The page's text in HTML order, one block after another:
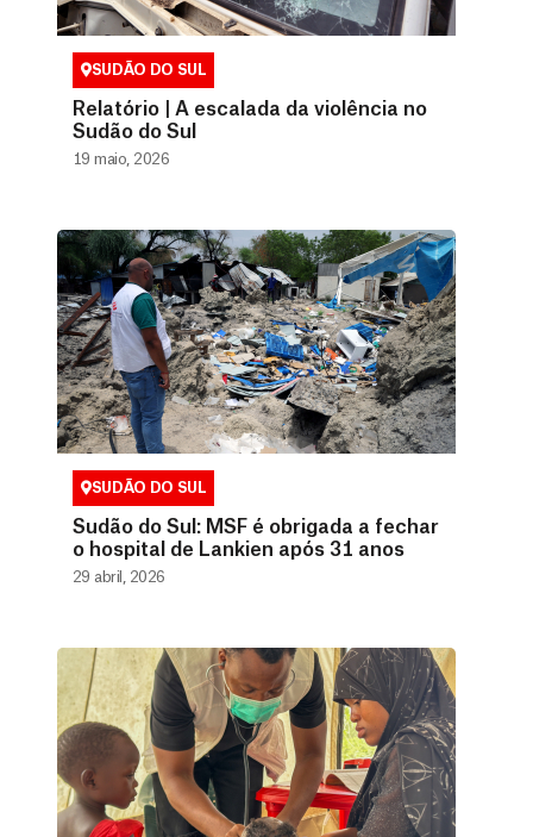
SUDÃO DO SUL
Relatório | A escalada da violência no
Sudão do Sul
19 maio, 2026
SUDÃO DO SUL
Sudão do Sul: MSF é obrigada a fechar
o hospital de Lankien após 31 anos
29 abril, 2026